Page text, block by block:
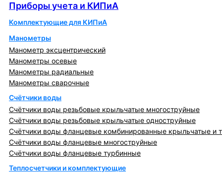
Приборы учета и КИПиА
Комплектующие для КИПиА
Манометры
Манометр эксцентрический
Манометры осевые
Манометры радиальные
Манометры сварочные
Счётчики воды
Счётчики воды резьбовые крыльчатые многоструйные
Счётчики воды резьбовые крыльчатые одноструйные
Счётчики воды фланцевые комбинированные крыльчатые и
Счётчики воды фланцевые многоструйные
Счётчики воды фланцевые турбинные
Теплосчетчики и комплектующие